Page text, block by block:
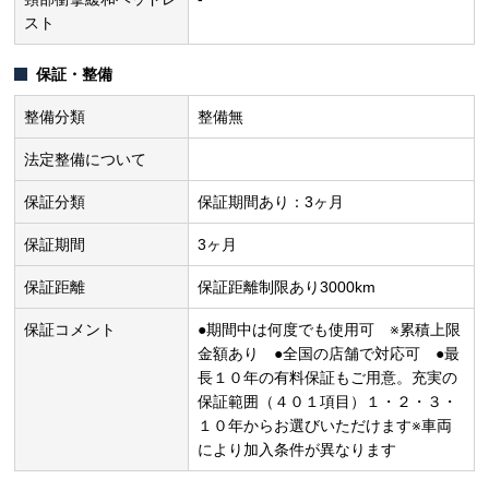
スト
保証・整備
整備分類 整備無
法定整備について
保証分類 保証期間あり：3ヶ月
保証期間 3ヶ月
保証距離 保証距離制限あり3000km
保証コメント
●期間中は何度でも使用可 ※累積上限
金額あり ●全国の店舗で対応可 ●最
長１０年の有料保証もご用意。充実の
保証範囲（４０１項目）１・２・３・
１０年からお選びいただけます※車両
により加入条件が異なります